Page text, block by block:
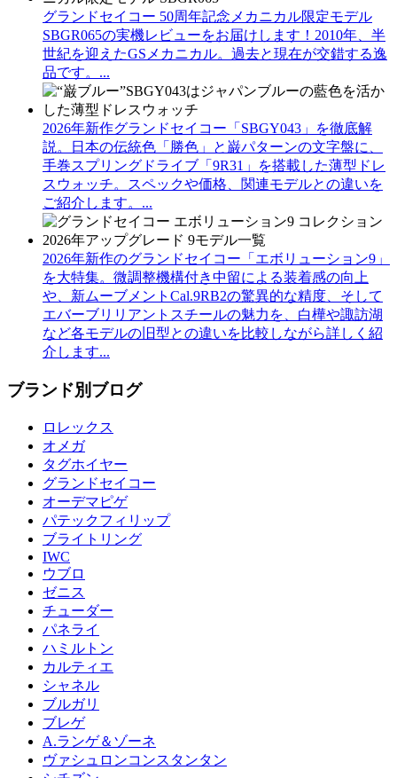
グランドセイコー 50周年記念メカニカル限定モデル
SBGR065の実機レビューをお届けします！2010年、半
世紀を迎えたGSメカニカル。過去と現在が交錯する逸
品です。...
2026年新作グランドセイコー「SBGY043」を徹底解
説。日本の伝統色「勝色」と巌パターンの文字盤に、
手巻スプリングドライブ「9R31」を搭載した薄型ドレ
スウォッチ。スペックや価格、関連モデルとの違いを
ご紹介します。...
2026年新作のグランドセイコー「エボリューション9」
を大特集。微調整機構付き中留による装着感の向上
や、新ムーブメントCal.9RB2の驚異的な精度、そして
エバーブリリアントスチールの魅力を、白樺や諏訪湖
など各モデルの旧型との違いを比較しながら詳しく紹
介します...
ブランド別ブログ
ロレックス
オメガ
タグホイヤー
グランドセイコー
オーデマピゲ
パテックフィリップ
ブライトリング
IWC
ウブロ
ゼニス
チューダー
パネライ
ハミルトン
カルティエ
シャネル
ブルガリ
ブレゲ
A.ランゲ＆ゾーネ
ヴァシュロンコンスタンタン